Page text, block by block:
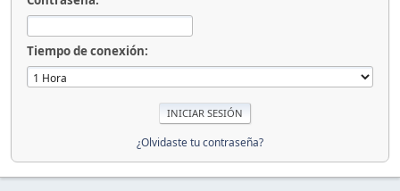
Tiempo de conexión:
¿Olvidaste tu contraseña?